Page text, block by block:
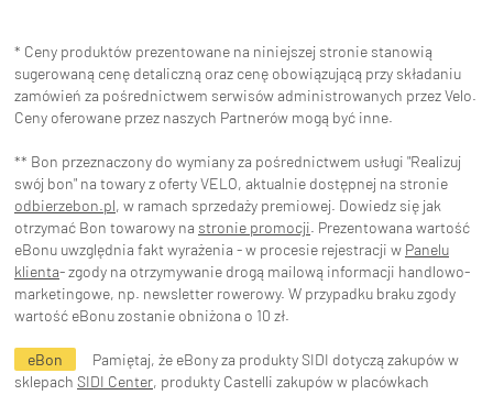
* Ceny produktów prezentowane na niniejszej stronie stanowią
sugerowaną cenę detaliczną oraz cenę obowiązującą przy składaniu
zamówień za pośrednictwem serwisów administrowanych przez Velo.
Ceny oferowane przez naszych Partnerów mogą być inne.
** Bon przeznaczony do wymiany za pośrednictwem usługi "Realizuj
swój bon" na towary z oferty VELO, aktualnie dostępnej na stronie
odbierzebon.pl, w ramach sprzedaży premiowej. Dowiedz się jak
otrzymać Bon towarowy na stronie promocji. Prezentowana wartość
eBonu uwzględnia fakt wyrażenia - w procesie rejestracji w Panelu
klienta- zgody na otrzymywanie drogą mailową informacji handlowo-
marketingowe, np. newsletter rowerowy. W przypadku braku zgody
wartość eBonu zostanie obniżona o 10 zł.
eBon
Pamiętaj, że eBony za produkty SIDI dotyczą zakupów w
sklepach SIDI Center, produkty Castelli zakupów w placówkach